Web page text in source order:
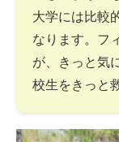
大学には比較
なります。フ
が、きっと気
校生をきっと